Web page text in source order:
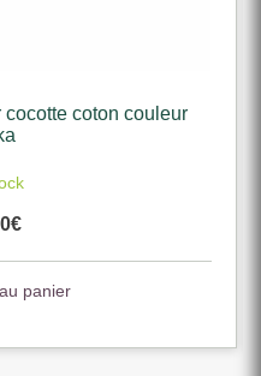
coton couleur
€
panier